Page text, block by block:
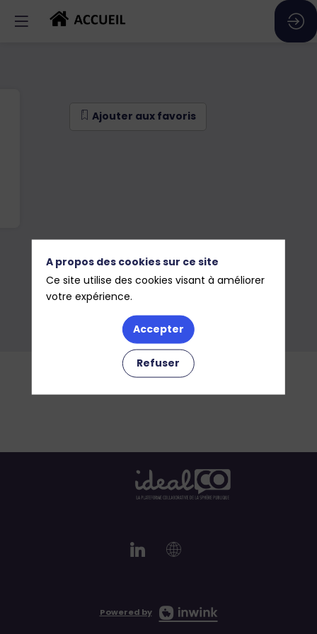
Ajouter aux favoris
Ajouter aux favoris
Powered by
A propos des cookies sur ce site
Ce site utilise des cookies visant à améliorer
votre expérience.
Accepter
Refuser